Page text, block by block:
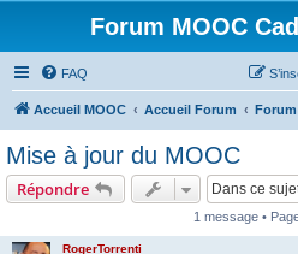
Forum MOOC
FAQ
Accueil MOOC Accueil Forum Forum
Mise à jour du MOOC
Répondre
1 message •
RogerTorrenti